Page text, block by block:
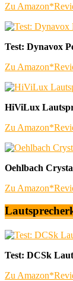
Zu Amazon*
Test: Dynavox
Zu Amazon*
HiViLux
Zu Amazon*
Oehlbach
Zu Amazon*
Test: DCSk
Zu Amazon*